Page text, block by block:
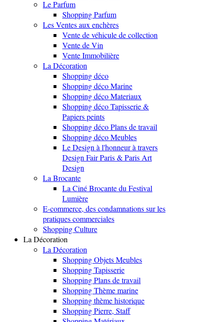
Le Parfum
Shopping Parfum
Les Ventes aux enchères
Vente de véhicule de collection
Vente de Vin
Vente Immobilière
La Décoration
Shopping déco
Shopping déco Marine
Shopping déco Materiaux
Shopping déco Tapisserie &
Papiers peints
Shopping déco Plans de travail
Shopping déco Meubles
Le Design à l'honneur à travers
Design Fair Paris & Paris Art
Design
La Brocante
La Ciné Brocante du Festival
Lumière
E-commerce, des condamnations sur les
pratiques commerciales
Shopping Culture
La Décoration
La Décoration
Shopping Objets Meubles
Shopping Tapisserie
Shopping Plans de travail
Shopping Thème marine
Shopping thème historique
Shopping Pierre, Staff